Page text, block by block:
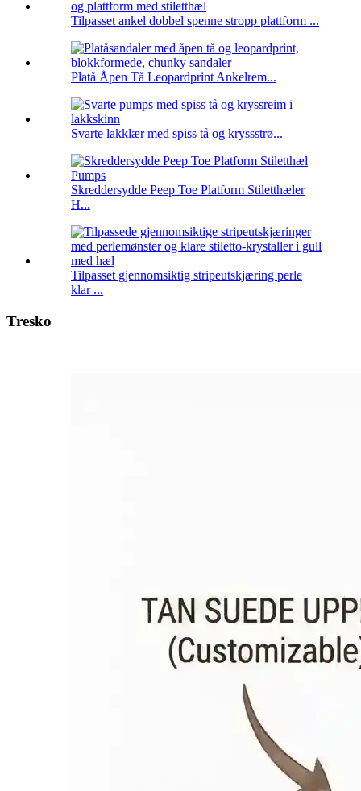
Tilpasset ankel dobbel spenne stropp plattform ...
Platå Åpen Tå Leopardprint Ankelrem...
Svarte lakklær med spiss tå og kryssstrø...
Skreddersydde Peep Toe Platform Stiletthæler
H...
Tilpasset gjennomsiktig stripeutskjæring perle
klar ...
Tresko